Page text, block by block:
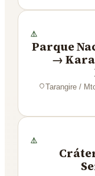
Parque
→
Tarangire /